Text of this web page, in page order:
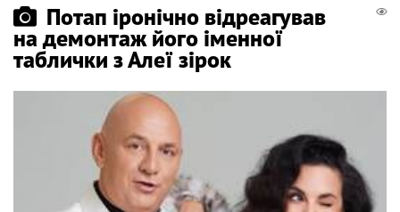
Потап іронічно відреагував
на демонтаж його іменної
таблички з Алеї зірок